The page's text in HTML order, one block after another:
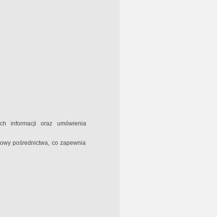
informacji oraz umówienia
pośrednictwa, co zapewnia